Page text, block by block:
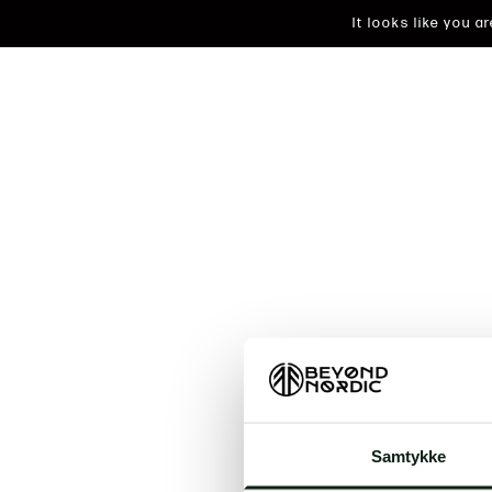
Samtykke
It looks like you